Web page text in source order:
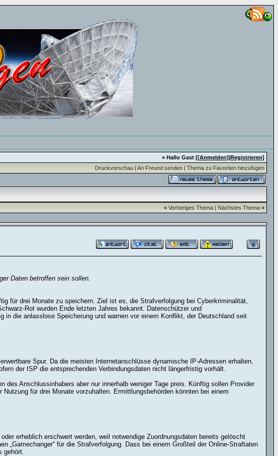
» Hallo Gast [[Anmelden]|Registrieren]
Druckvorschau| An Freund senden| Thema zu Favoriten hinzufügen
« Vorheriges Thema| Nächstes Thema »
Daten betroffen sein sollen.
für drei Monate zu speichern. Ziel ist es, die Strafverfolgung bei Cyberkriminalität,
Rot wurden Ende letzten Jahres bekannt. Datenschützer und
in die anlasslose Speicherung und warnen vor einem Konflikt, der Deutschland seit
Spur. Da die meisten Internetanschlüsse dynamische IP-Adressen erhalten,
der ISP die entsprechenden Verbindungsdaten nicht längerfristig vorhält.
Anschlussinhabers aber nur innerhalb weniger Tage preis. Künftig sollen Provider
für drei Monate vorzuhalten. Ermittlungsbehörden könnten bei einem
erheblich erschwert werden, weil notwendige Zuordnungsdaten bereits gelöscht
„Gamechanger“ für die Strafverfolgung. Dass bei einem Großteil der Online-Straftaten
gehört.